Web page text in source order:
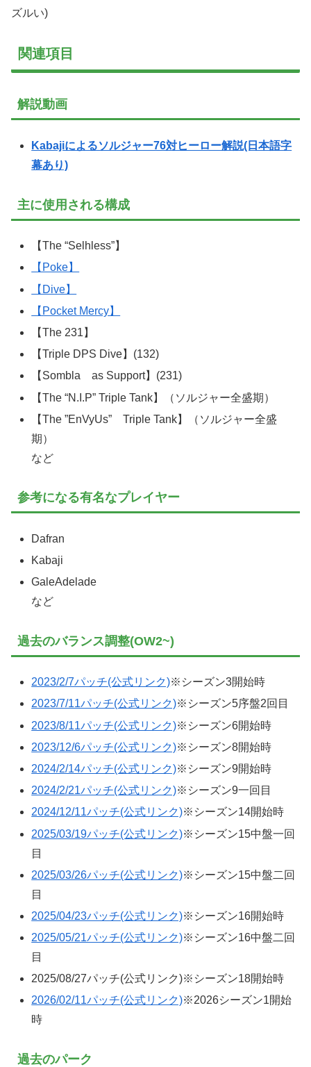
ズルい)
関連項目
解説動画
Kabajiによるソルジャー76対ヒーロー解説(日本語字
幕あり)
主に使用される構成
【The “Selhless”】
【Poke】
【Dive】
【Pocket Mercy】
【The 231】
【Triple DPS Dive】(132)
【Sombla as Support】(231)
【The “N.I.P” Triple Tank】（ソルジャー全盛期）
【The ”EnVyUs” Triple Tank】（ソルジャー全盛
期）
など
参考になる有名なプレイヤー
Dafran
Kabaji
GaleAdelade
など
過去のバランス調整(OW2~)
2023/2/7パッチ(公式リンク)※シーズン3開始時
2023/7/11パッチ(公式リンク)※シーズン5序盤2回目
2023/8/11パッチ(公式リンク)※シーズン6開始時
2023/12/6パッチ(公式リンク)※シーズン8開始時
2024/2/14パッチ(公式リンク)※シーズン9開始時
2024/2/21パッチ(公式リンク)※シーズン9一回目
2024/12/11パッチ(公式リンク)※シーズン14開始時
2025/03/19パッチ(公式リンク)※シーズン15中盤一回
目
2025/03/26パッチ(公式リンク)※シーズン15中盤二回
目
2025/04/23パッチ(公式リンク)※シーズン16開始時
2025/05/21パッチ(公式リンク)※シーズン16中盤二回
目
2025/08/27パッチ(公式リンク)※シーズン18開始時
2026/02/11パッチ(公式リンク)※2026シーズン1開始
時
過去のパーク